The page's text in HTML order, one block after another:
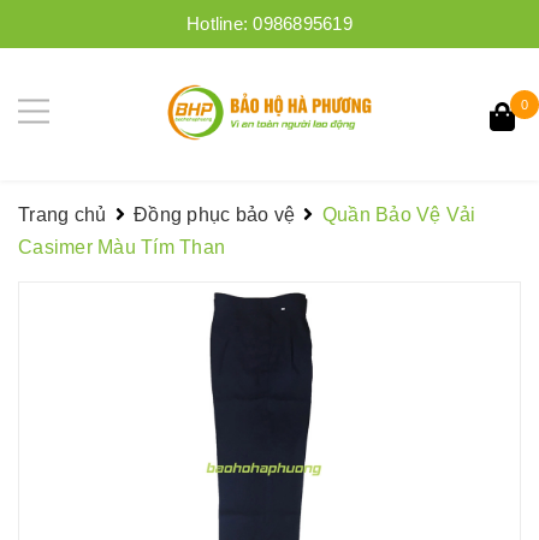
Hotline:0986895619
0
Trang chủ Đồng phục bảo vệ
Quần Bảo Vệ Vải
Casimer Màu Tím Than